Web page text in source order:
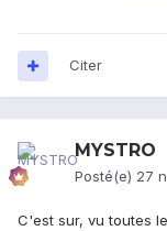
Citer
MYSTRO
Posté(e) 27
C'est sur, vu toutes